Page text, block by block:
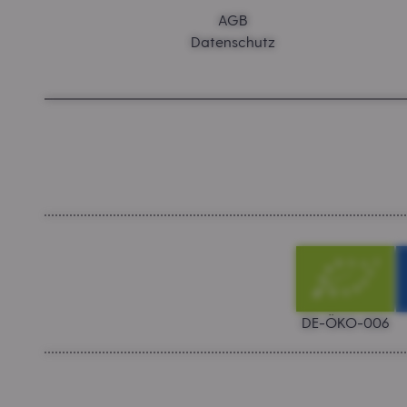
AGB
Datenschutz
DE-ÖKO-006